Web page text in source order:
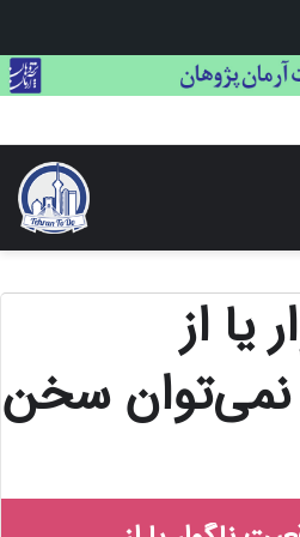
یا از
نمی‌توان سخن